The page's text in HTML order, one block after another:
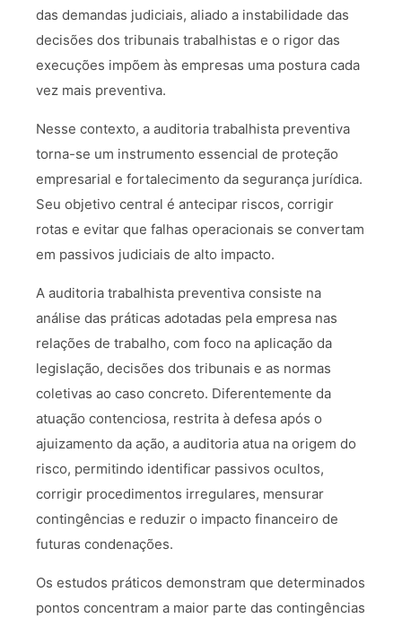
das demandas judiciais, aliado a instabilidade das
decisões dos tribunais trabalhistas e o rigor das
execuções impõem às empresas uma postura cada
vez mais preventiva.
Nesse contexto, a auditoria trabalhista preventiva
torna-se um instrumento essencial de proteção
empresarial e fortalecimento da segurança jurídica.
Seu objetivo central é antecipar riscos, corrigir
rotas e evitar que falhas operacionais se convertam
em passivos judiciais de alto impacto.
A auditoria trabalhista preventiva consiste na
análise das práticas adotadas pela empresa nas
relações de trabalho, com foco na aplicação da
legislação, decisões dos tribunais e as normas
coletivas ao caso concreto. Diferentemente da
atuação contenciosa, restrita à defesa após o
ajuizamento da ação, a auditoria atua na origem do
risco, permitindo identificar passivos ocultos,
corrigir procedimentos irregulares, mensurar
contingências e reduzir o impacto financeiro de
futuras condenações.
Os estudos práticos demonstram que determinados
pontos concentram a maior parte das contingências